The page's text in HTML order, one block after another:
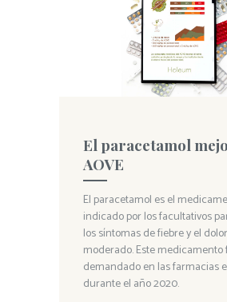
El paracetamol
AOVE
El paracetamol es el
indicado por los facultativos
los síntomas de fiebre y el dolor
moderado. Este medicamento
demandado en las farmacias
durante el año 2020.